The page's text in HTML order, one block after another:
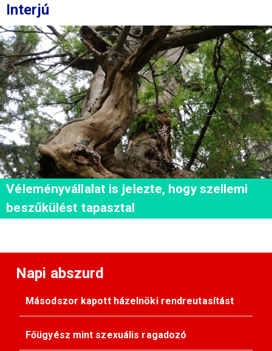
Interjú
Véleményvállalat is jelezte, hogy szellemi
beszűkülést tapasztal
Napi abszurd
Másodszor kapott házelnöki rendreutasítást
Főügyész mint szexuális ragadozó